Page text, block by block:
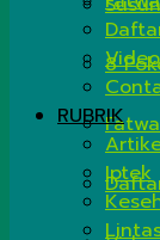
8
RUBRIK
Iptek